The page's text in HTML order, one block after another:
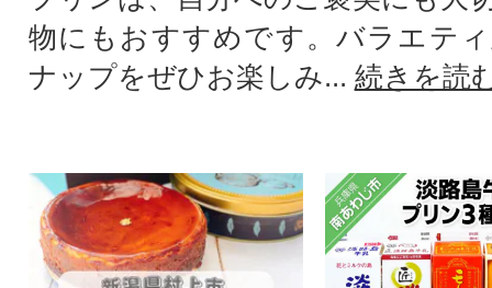
物にもおすすめです。バラエテ
ナップをぜひお楽しみ... 続きを読